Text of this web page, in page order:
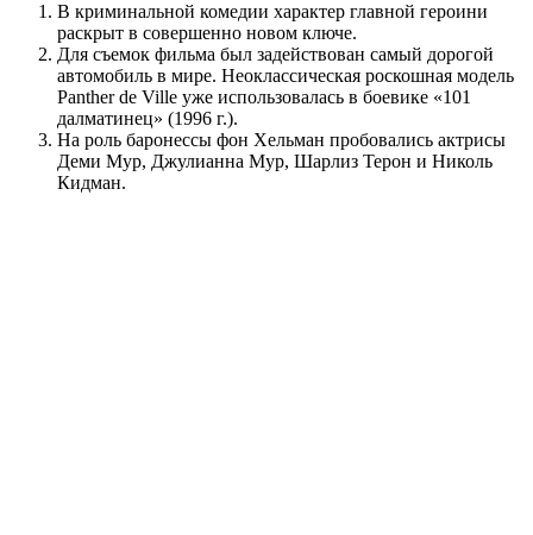
В криминальной комедии характер главной героини
раскрыт в совершенно новом ключе.
Для съемок фильма был задействован самый дорогой
автомобиль в мире. Неоклассическая роскошная модель
Panther de Ville уже использовалась в боевике «101
далматинец» (1996 г.).
На роль баронессы фон Хельман пробовались актрисы
Деми Мур, Джулианна Мур, Шарлиз Терон и Николь
Кидман.